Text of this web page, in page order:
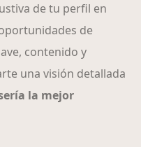
de tu perfil en
de
contenido y
una visión detallada
la mejor